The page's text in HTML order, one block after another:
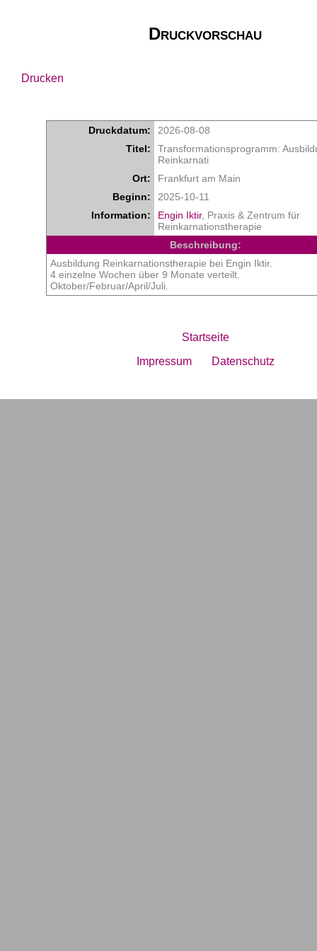
Druckvorschau
Drucken
Druckdatum:
2026-08-08
Titel:
Transformationsprogramm:
Reinkarnati
Ort:
Frankfurt am Main
Beginn:
2025-10-11
Information:
Engin Iktir, Praxis & Zentrum für
Reinkarnationstherapie
Beschreibung:
Ausbildung Reinkarnationstherapie bei Engin Iktir.
4 einzelne Wochen über 9 Monate verteilt.
Oktober/Februar/April/Juli.
Startseite
Impressum
Datenschutz